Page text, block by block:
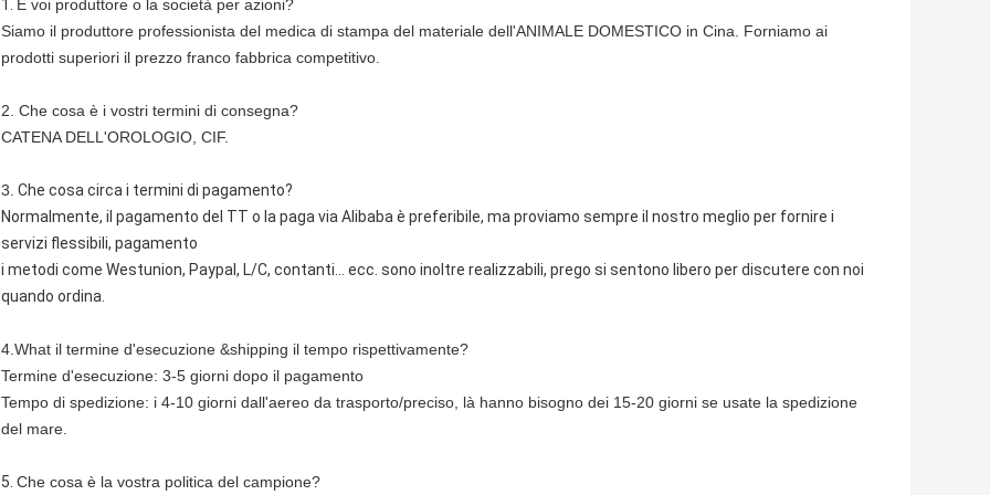
1. È voi produttore o la società per azioni?
Siamo il produttore professionista del medica di stampa del materiale dell'ANIMALE DOMESTICO in Cina. Forniamo ai
prodotti superiori il prezzo franco fabbrica competitivo.
2. Che cosa è i vostri termini di consegna?
CATENA DELL'OROLOGIO, CIF.
3. Che cosa circa i termini di pagamento?
Normalmente, il pagamento del TT o la paga via Alibaba è preferibile, ma proviamo sempre il nostro meglio per fornire i
servizi flessibili, pagamento
i metodi come Westunion, Paypal, L/C, contanti… ecc. sono inoltre realizzabili, prego si sentono libero per discutere con noi
quando ordina.
4.What il termine d'esecuzione &shipping il tempo rispettivamente?
Termine d'esecuzione: 3-5 giorni dopo il pagamento
Tempo di spedizione: i 4-10 giorni dall'aereo da trasporto/preciso, là hanno bisogno dei 15-20 giorni se usate la spedizione
del mare.
5. Che cosa è la vostra politica del campione?